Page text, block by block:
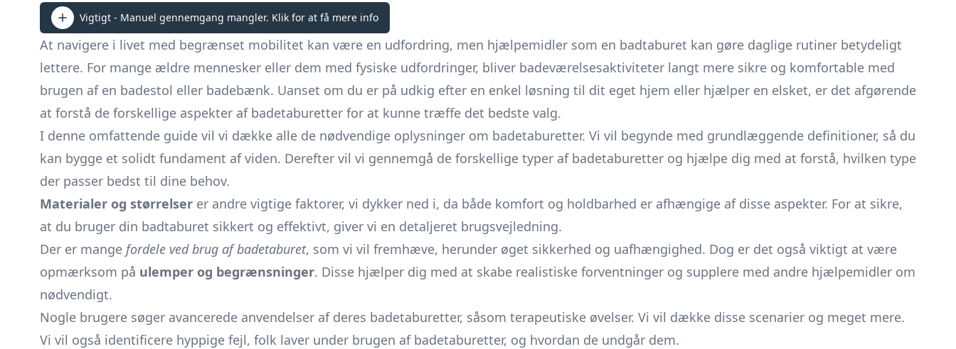
Vigtigt - Manuel gennemgang mangler. Klik for at få mere info
At navigere i livet med begrænset mobilitet kan være en udfordring, men hjælpemidler som en badtaburet kan gøre daglige rutiner betydeligt
lettere. For mange ældre mennesker eller dem med fysiske udfordringer, bliver badeværelsesaktiviteter langt mere sikre og komfortable med
brugen af en badestol eller badebænk. Uanset om du er på udkig efter en enkel løsning til dit eget hjem eller hjælper en elsket, er det afgørende
at forstå de forskellige aspekter af badetaburetter for at kunne træffe det bedste valg.
I denne omfattende guide vil vi dække alle de nødvendige oplysninger om badetaburetter. Vi vil begynde med grundlæggende definitioner, så du
kan bygge et solidt fundament af viden. Derefter vil vi gennemgå de forskellige typer af badetaburetter og hjælpe dig med at forstå, hvilken type
der passer bedst til dine behov.
Materialer og størrelser er andre vigtige faktorer, vi dykker ned i, da både komfort og holdbarhed er afhængige af disse aspekter. For at sikre,
at du bruger din badtaburet sikkert og effektivt, giver vi en detaljeret brugsvejledning.
Der er mange fordele ved brug af badetaburet, som vi vil fremhæve, herunder øget sikkerhed og uafhængighed. Dog er det også viktigt at være
opmærksom på ulemper og begrænsninger. Disse hjælper dig med at skabe realistiske forventninger og supplere med andre hjælpemidler om
nødvendigt.
Nogle brugere søger avancerede anvendelser af deres badetaburetter, såsom terapeutiske øvelser. Vi vil dække disse scenarier og meget mere.
Vi vil også identificere hyppige fejl, folk laver under brugen af badetaburetter, og hvordan de undgår dem.